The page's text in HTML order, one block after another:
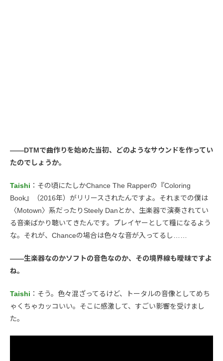
――DTMで曲作りを始めた当初、どのようなサウンドを作ってい
たのでしょうか。
Taishi ：その頃にたしかChance The Rapperの『Coloring
Book』（2016年）がリリースされたんですよ。それまでの僕は
〈Motown〉系だったりSteely Danとか、生楽器で演奏されてい
る音楽ばかり聴いてきたんです。プレイヤーとして糧になるよう
な。それが、Chanceの場合は色々な音が入ってるし……
――生楽器なのかソフトの音色なのか、その境界線も曖昧ですよ
ね。
Taishi ：そう。色々混ざってるけど、トータルの音像としてめち
ゃくちゃカッコいい。そこに感激して、すごい影響を受けまし
た。